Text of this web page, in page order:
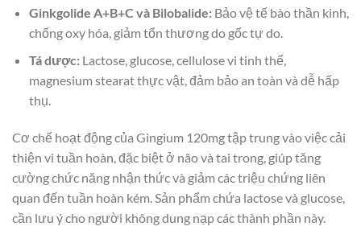
Ginkgolide A+B+C và Bilobalide:Bảo vệ tế bào thần kinh,
chống oxy hóa, giảm tổn thương do gốc tự do.
Tá dược:Lactose, glucose, cellulose vi tinh thể,
magnesium stearat thực vật, đảm bảo an toàn và dễ hấp
thụ.
Cơ chế hoạt động của Gingium 120mg tập trung vào việc cải
thiện vi tuần hoàn, đặc biệt ở não và tai trong, giúp tăng
cường chức năng nhận thức và giảm các triệu chứng liên
quan đến tuần hoàn kém. Sản phẩm chứa lactose và glucose,
cần lưu ý cho người không dung nạp các thành phần này.